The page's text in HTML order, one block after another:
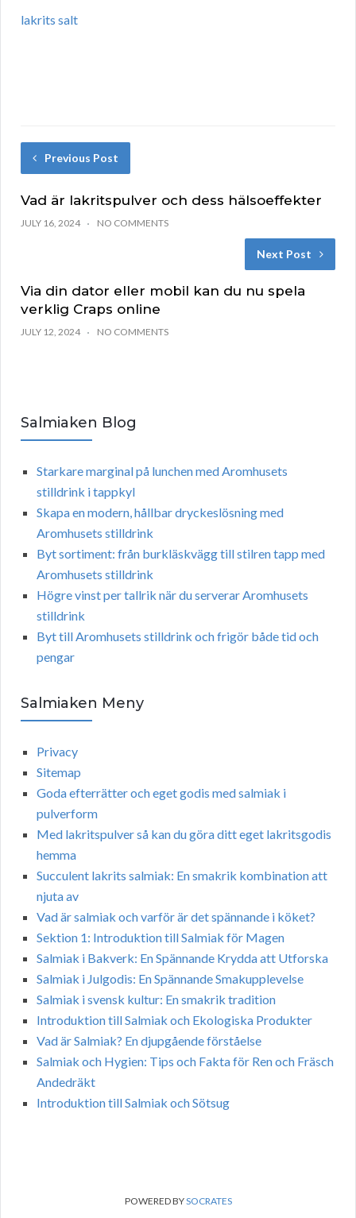
lakrits salt
Previous Post
Vad är lakritspulver och dess hälsoeffekter
JULY 16, 2024 NO COMMENTS
Next Post
Via din dator eller mobil kan du nu spela
verklig Craps online
JULY 12, 2024 NO COMMENTS
Salmiaken Blog
Starkare marginal på lunchen med Aromhusets
stilldrink i tappkyl
Skapa en modern, hållbar dryckeslösning med
Aromhusets stilldrink
Byt sortiment: från burkläskvägg till stilren tapp med
Aromhusets stilldrink
Högre vinst per tallrik när du serverar Aromhusets
stilldrink
Byt till Aromhusets stilldrink och frigör både tid och
pengar
Salmiaken Meny
Privacy
Sitemap
Goda efterrätter och eget godis med salmiak i
pulverform
Med lakritspulver så kan du göra ditt eget lakritsgodis
hemma
Succulent lakrits salmiak: En smakrik kombination att
njuta av
Vad är salmiak och varför är det spännande i köket?
Sektion 1: Introduktion till Salmiak för Magen
Salmiak i Bakverk: En Spännande Krydda att Utforska
Salmiak i Julgodis: En Spännande Smakupplevelse
Salmiak i svensk kultur: En smakrik tradition
Introduktion till Salmiak och Ekologiska Produkter
Vad är Salmiak? En djupgående förståelse
Salmiak och Hygien: Tips och Fakta för Ren och Fräsch
Andedräkt
Introduktion till Salmiak och Sötsug
POWERED BYSOCRATES